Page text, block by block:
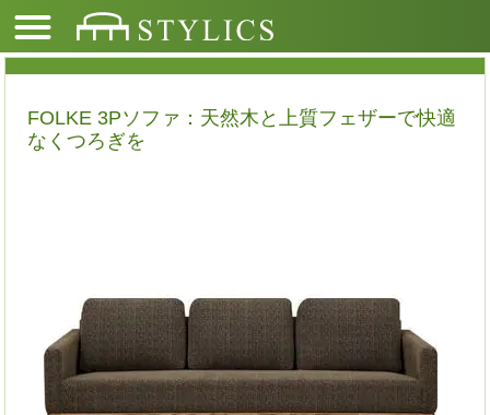
FOLKE 3Pソファ：天然木と上質フェザーで快適
なくつろぎを